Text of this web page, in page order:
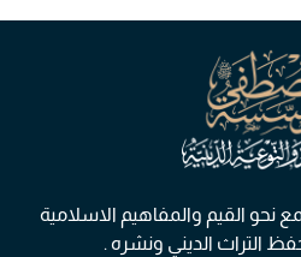
نحو القيم والمفاهيم الاسلامية
التراث الديني ونشره .